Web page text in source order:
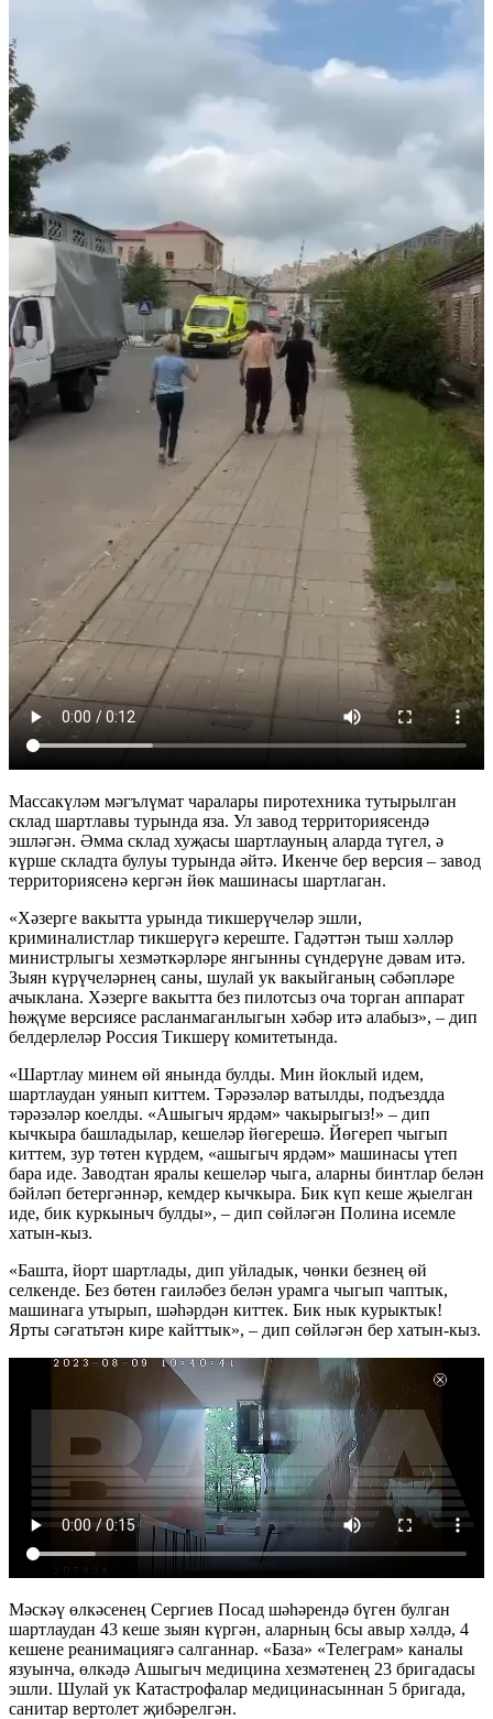
Массакүләм мәгълүмат чаралары пиротехника тутырылган
склад шартлавы турында яза. Ул завод территориясендә
эшләгән. Әмма склад хуҗасы шартлауның аларда түгел, ә
күрше складта булуы турында әйтә. Икенче бер версия – завод
территориясенә кергән йөк машинасы шартлаган.
«Хәзерге вакытта урында тикшерүчеләр эшли,
криминалистлар тикшерүгә кереште. Гадәттән тыш хәлләр
министрлыгы хезмәткәрләре янгынны сүндерүне дәвам итә.
Зыян күрүчеләрнең саны, шулай ук вакыйганың сәбәпләре
ачыклана. Хәзерге вакытта без пилотсыз оча торган аппарат
һөҗүме версиясе расланмаганлыгын хәбәр итә алабыз», – дип
белдерлеләр Россия Тикшерү комитетында.
«Шартлау минем өй янында булды. Мин йоклый идем,
шартлаудан уянып киттем. Тәрәзәләр ватылды, подъездда
тәрәзәләр коелды. «Ашыгыч ярдәм» чакырыгыз!» – дип
кычкыра башладылар, кешеләр йөгерешә. Йөгереп чыгып
киттем, зур төтен күрдем, «ашыгыч ярдәм» машинасы үтеп
бара иде. Заводтан яралы кешеләр чыга, аларны бинтлар белән
бәйләп бетергәннәр, кемдер кычкыра. Бик күп кеше җыелган
иде, бик куркыныч булды», – дип сөйләгән Полина исемле
хатын-кыз.
«Башта, йорт шартлады, дип уйладык, чөнки безнең өй
селкенде. Без бөтен гаиләбез белән урамга чыгып чаптык,
машинага утырып, шәһәрдән киттек. Бик нык курыктык!
Ярты сәгатьтән кире кайттык», – дип сөйләгән бер хатын-кыз.
Мәскәү өлкәсенең Сергиев Посад шәһәрендә бүген булган
шартлаудан 43 кеше зыян күргән, аларның 6сы авыр хәлдә, 4
кешене реанимациягә салганнар. «База» «Телеграм» каналы
язуынча, өлкәдә Ашыгыч медицина хезмәтенең 23 бригадасы
эшли. Шулай ук Катастрофалар медицинасыннан 5 бригада,
санитар вертолет җибәрелгән.